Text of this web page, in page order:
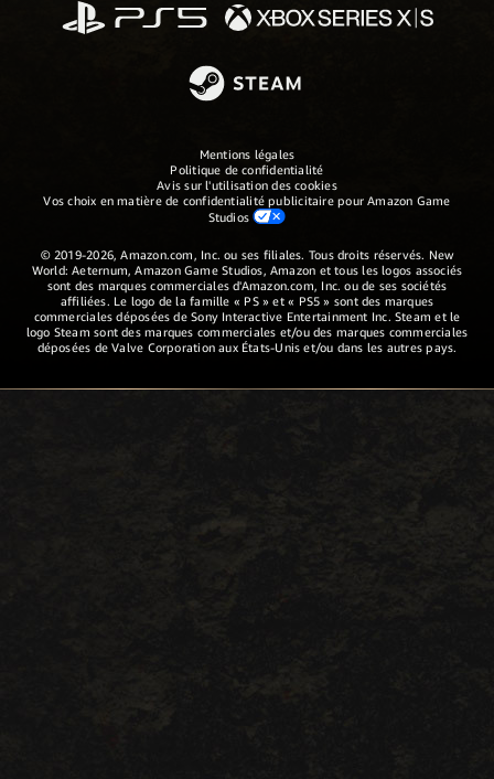
Mentions légales
Politique de confidentialité
Avis sur l'utilisation des cookies
Vos choix en matière de confidentialité publicitaire pour Amazon Game
Studios
© 2019-2026, Amazon.com, Inc. ou ses filiales. Tous droits réservés. New
World: Aeternum, Amazon Game Studios, Amazon et tous les logos associés
sont des marques commerciales d'Amazon.com, Inc. ou de ses sociétés
affiliées. Le logo de la famille « PS » et « PS5 » sont des marques
commerciales déposées de Sony Interactive Entertainment Inc. Steam et le
logo Steam sont des marques commerciales et/ou des marques commerciales
déposées de Valve Corporation aux États-Unis et/ou dans les autres pays.